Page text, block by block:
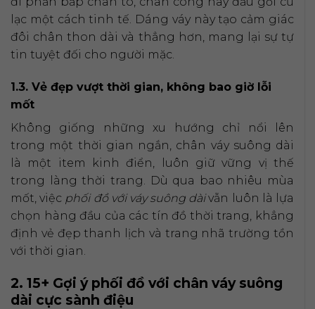
lạc một cách tinh tế. Dáng váy này tạo cảm giác
đôi chân thon dài và thẳng hơn, mang lại sự tự
tin tuyệt đối cho người mặc.
1.3. Vẻ đẹp vượt thời gian, không bao giờ lỗi
mốt
Không giống những xu hướng chỉ nổi lên
trong một thời gian ngắn, chân váy suông dài
là một item kinh điển, luôn giữ vững vị thế
trong làng thời trang. Dù qua bao nhiêu mùa
mốt, việc phối đồ với váy suông dàivẫn luôn là lựa
chọn hàng đầu của các tín đồ thời trang, khẳng
định vẻ đẹp thanh lịch và trang nhã trường tồn
với thời gian.
2. 15+ Gợi ý phối đồ với chân váy suông
dài cực sành điệu